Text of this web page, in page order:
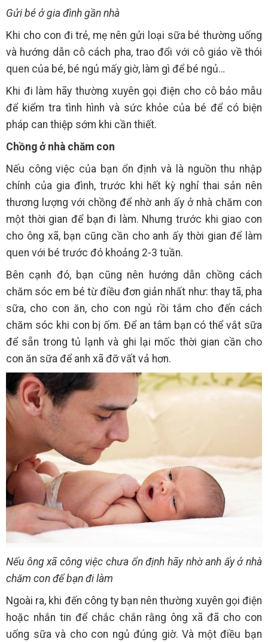
Gửi bé ở gia đình gần nhà
Khi cho con đi trẻ, mẹ nên gửi loại sữa bé thường uống
và hướng dẫn cô cách pha, trao đổi với cô giáo về thói
quen của bé, bé ngủ mấy giờ, làm gì để bé ngủ…
Khi đi làm hãy thường xuyên gọi điện cho cô bảo mẫu
để kiểm tra tình hình và sức khỏe của bé để có biện
pháp can thiệp sớm khi cần thiết.
Chồng ở nhà chăm con
Nếu công việc của bạn ổn định và là nguồn thu nhập
chính của gia đình, trước khi hết kỳ nghỉ thai sản nên
thương lượng với chồng để nhờ anh ấy ở nhà chăm con
một thời gian để bạn đi làm. Nhưng trước khi giao con
cho ông xã, bạn cũng cần cho anh ấy thời gian để làm
quen với bé trước đó khoảng 2-3 tuần.
Bên cạnh đó, bạn cũng nên hướng dẫn chồng cách
chăm sóc em bé từ điều đơn giản nhất như: thay tã, pha
sữa, cho con ăn, cho con ngủ rồi tắm cho đến cách
chăm sóc khi con bị ốm. Để an tâm bạn có thể vắt sữa
để sẵn trong tủ lạnh và ghi lại mốc thời gian cần cho
con ăn sữa để anh xã đỡ vất vả hơn.
Nếu ông xã công việc chưa ổn định hãy nhờ anh ấy ở nhà
chăm con để bạn đi làm
Ngoài ra, khi đến công ty bạn nên thường xuyên gọi điện
hoặc nhắn tin để chắc chắn rằng ông xã đã cho con
uống sữa và cho con ngủ đúng giờ. Và một điều bạn